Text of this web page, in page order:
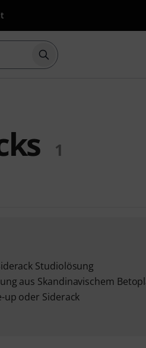
Suche mit Suchwort
1
Studiolösung
aus Skandinavischem
up oder Siderack